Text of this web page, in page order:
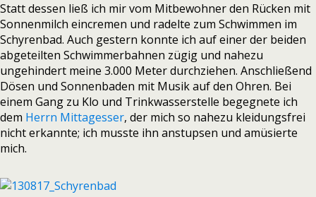
Statt dessen ließ ich mir vom Mitbewohner den Rücken mit
Sonnenmilch eincremen und radelte zum Schwimmen im
Schyrenbad. Auch gestern konnte ich auf einer der beiden
abgeteilten Schwimmerbahnen zügig und nahezu
ungehindert meine 3.000 Meter durchziehen. Anschließend
Dösen und Sonnenbaden mit Musik auf den Ohren. Bei
einem Gang zu Klo und Trinkwasserstelle begegnete ich
dem Herrn Mittagesser, der mich so nahezu kleidungsfrei
nicht erkannte; ich musste ihn anstupsen und amüsierte
mich.